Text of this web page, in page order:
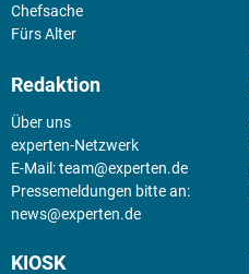
Chefsache
Fürs Alter
Redaktion
Über uns
experten-Netzwerk
E-Mail:team@experten.de
Pressemeldungen bitte an:
news@experten.de
KIOSK